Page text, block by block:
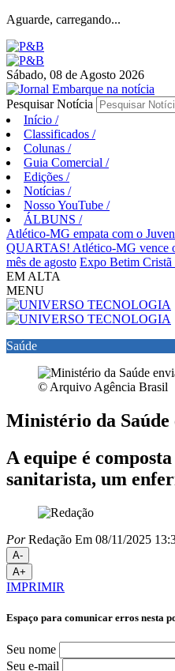
Aguarde, carregando...
Sábado, 08 de Agosto 2026
Pesquisar Notícia
Início /
Classificados /
Colunas /
Guia Comercial /
Edições /
Notícias /
Nosso YouTube /
ÁLBUNS /
Atlético-MG empata com o
QUARTAS! Atlético-MG vence
mês de agosto Expo Betim Cristã
EM ALTA
MENU
Saúde
© Arquivo Agência Brasil
Ministério da Saúde
A equipe é
sanitarista, um
PorRedação Em 08/11/2025
A-
A+
IMPRIMIR
Espaço para comunicar erros nesta
Seu nome
Seu e-mail